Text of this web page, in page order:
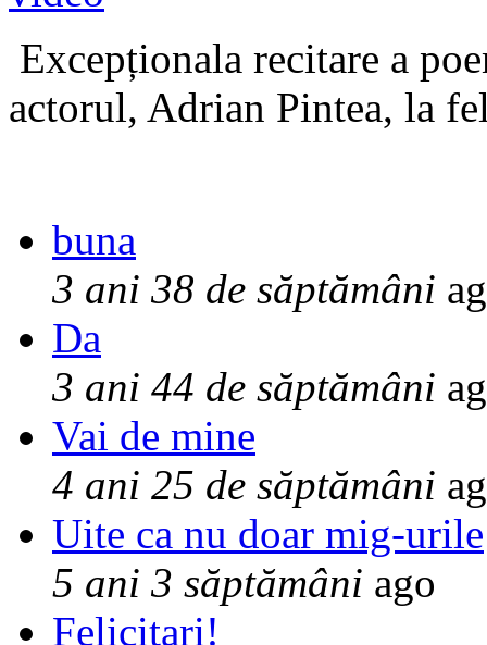
Excepționala recitare a
actorul, Adrian Pintea, la
buna
3 ani 38 de săptămâni
Da
3 ani 44 de săptămâni
Vai de mine
4 ani 25 de săptămâni
Uite ca nu doar mig-urile
5 ani 3 săptămâni ago
Felicitari!